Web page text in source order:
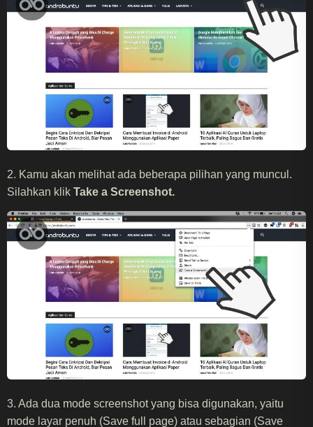
2. Kamu akan melihat ada beberapa pilihan yang muncul.
Silahkan klik Take a Screenshot.
3. Ada dua mode screenshot yang bisa digunakan, yaitu
mode layar penuh (Save full page) atau sebagian (Save